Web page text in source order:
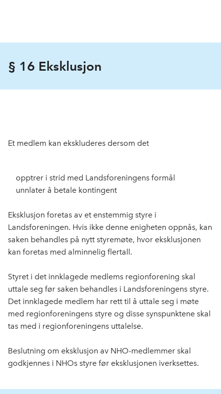
§ 16 Eksklusjon
Et medlem kan ekskluderes dersom det
opptrer i strid med Landsforeningens formål
unnlater å betale kontingent
Eksklusjon foretas av et enstemmig styre i
Landsforeningen. Hvis ikke denne enigheten oppnås, kan
saken behandles på nytt styremøte, hvor eksklusjonen
kan foretas med alminnelig flertall.
Styret i det innklagede medlems regionforening skal
uttale seg før saken behandles i Landsforeningens styre.
Det innklagede medlem har rett til å uttale seg i møte
med regionforeningens styre og disse synspunktene skal
tas med i regionforeningens uttalelse.
Beslutning om eksklusjon av NHO-medlemmer skal
godkjennes i NHOs styre før eksklusjonen iverksettes.